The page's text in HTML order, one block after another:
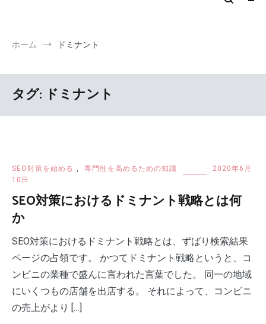
ホーム ドミナント
タグ: ドミナント
SEO対策を始める , 専門性を高めるための知識
2020年6月
10日
SEO対策におけるドミナント戦略とは何
か
SEO対策におけるドミナント戦略とは、ずばり検索結果
ページの占領です。 かつてドミナント戦略というと、コ
ンビニの業種で盛んに言われた言葉でした。 同一の地域
にいくつもの店舗を出店する。 それによって、コンビニ
の売上がより […]